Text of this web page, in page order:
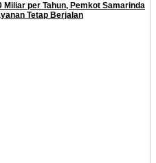
per Tahun, Pemkot Samarinda
Tetap Berjalan